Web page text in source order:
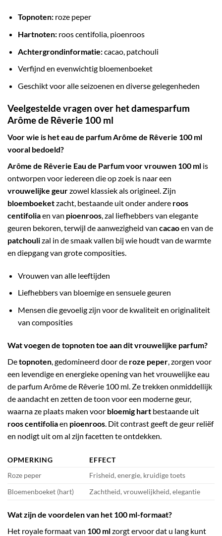
Topnoten:roze peper
Hartnoten:roos centifolia, pioenroos
Achtergrondinformatie:cacao, patchouli
Verfijnd en evenwichtig bloemenboeket
Geschikt voor alle seizoenen en diverse gelegenheden
Veelgestelde vragen over het damesparfum
Arôme de Rêverie 100 ml
Voor wie is het eau de parfum Arôme de Rêverie 100 ml
vooral bedoeld?
Arôme de Rêverie Eau de Parfum voor vrouwen 100 ml is
ontworpen voor iedereen die op zoek is naar een
vrouwelijke geurzowel klassiek als origineel. Zijn
bloemboeketzacht, bestaande uit onder andere roos
centifoliaen van pioenroos, zal liefhebbers van elegante
geuren bekoren, terwijl de aanwezigheid van cacaoen van de
patchoulizal in de smaak vallen bij wie houdt van de warmte
en diepgang van grote composities.
Vrouwen van alle leeftijden
Liefhebbers van bloemige en sensuele geuren
Mensen die gevoelig zijn voor de kwaliteit en originaliteit
van composities
Wat voegen de topnoten toe aan dit vrouwelijke parfum?
Detopnoten, gedomineerd door de roze peper, zorgen voor
een levendige en energieke opening van het vrouwelijke eau
de parfum Arôme de Rêverie 100 ml. Ze trekken onmiddellijk
de aandacht en zetten de toon voor een moderne geur,
waarna ze plaats maken voor bloemig hart bestaande uit
roos centifoliaen pioenroos. Dit contrast geeft de geur reliëf
en nodigt uit om al zijn facetten te ontdekken.
OPMERKING
EFFECT
Roze peper
Frisheid, energie, kruidige toets
Bloemenboeket (hart)
Zachtheid, vrouwelijkheid, elegantie
Wat zijn de voordelen van het 100 ml-formaat?
Het royale formaat van 100 mlzorgt ervoor dat u lang kunt